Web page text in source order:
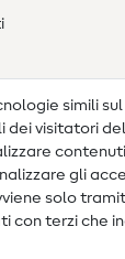
simili
visitatori
gli
solo
con terzi che